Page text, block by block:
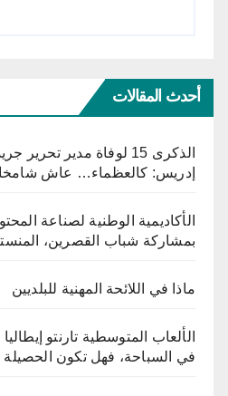
أحدث المقالات
الذكرى 15 لوفاة مدير
إدريس: كالعظماء… عاش
الأكاديمية الوطنية لصناعة
بمشاركة شباب القصرين،
ماذا في اللائحة المهنية للبلديين
في السباحة، فهل تكون